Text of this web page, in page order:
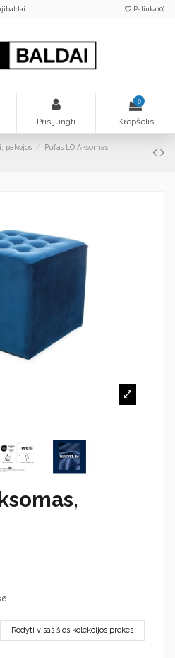
Patinka (0)
Prisijungti
0
Krepšelis
pakojos
Pufas LO Aksomas,
Rodyti visas šios kolekcijos prekes